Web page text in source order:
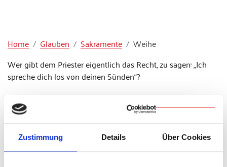
Zustimmung Details Über Cookies
Home Glauben Sakramente
Weihe
Wer gibt dem Priester eigentlich das Recht, zu sagen: „Ich
spreche dich los von deinen Sünden“?
Um das zu verstehen, muss man um das Sakrament der
Weihe wissen: „Wer geweiht wird, empfängt eine Gabe des
Heiligen Geistes, die ihm eine heilige Vollmacht gibt und
von Christus durch den Bischof verliehen wird.“ (YOUCATNr.
249)